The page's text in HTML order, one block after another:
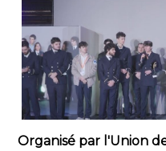
Organisé par l'Union